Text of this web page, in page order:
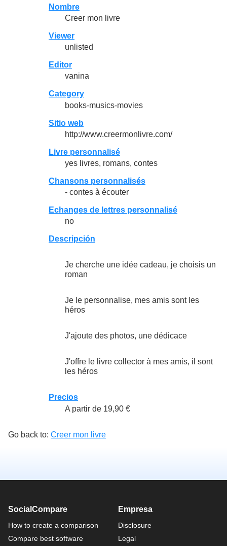
Nombre
Creer mon livre
Viewer
unlisted
Editor
vanina
Category
books-musics-movies
Sitio web
http://www.creermonlivre.com/
Livre personnalisé
yes livres, romans, contes
Chansons personnalisés
- contes à écouter
Echanges de lettres personnalisé
no
Descripción
Je cherche une idée cadeau, je choisis un
roman
Je le personnalise, mes amis sont les
héros
J'ajoute des photos, une dédicace
J'offre le livre collector à mes amis, il sont
les héros
Precios
A partir de 19,90 €
Go back to: Creer mon livre
SocialCompare
How to create a comparison
Compare best software
Empresa
Disclosure
Legal